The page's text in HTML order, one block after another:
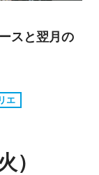
スと翌月の
エ
）